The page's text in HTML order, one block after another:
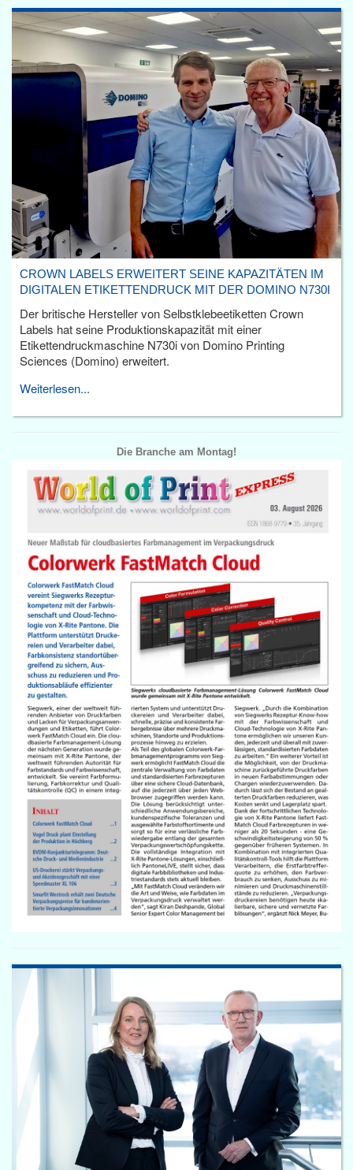
CROWN LABELS ERWEITERT SEINE KAPAZITÄTEN IM
DIGITALEN ETIKETTENDRUCK MIT DER DOMINO N730I
Der britische Hersteller von Selbstklebeetiketten Crown
Labels hat seine Produktionskapazität mit einer
Etikettendruckmaschine N730i von Domino Printing
Sciences (Domino) erweitert.
Weiterlesen...
Die Branche am Montag!